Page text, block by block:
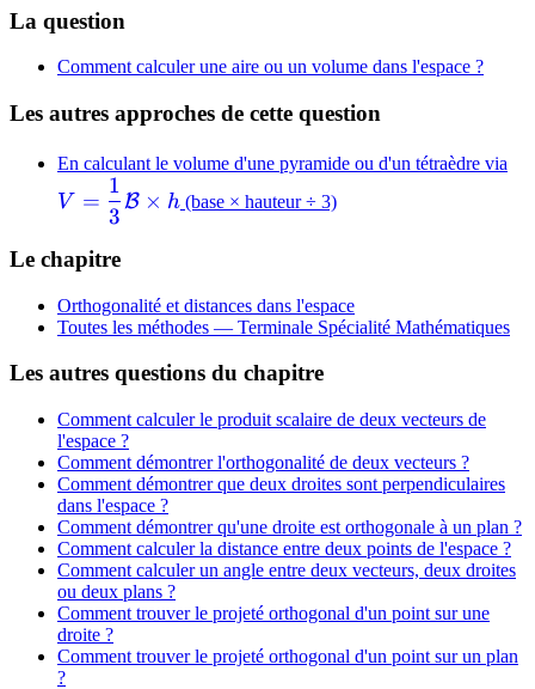
La question
Comment calculer une aire ou un volume dans l'espace ?
Les autres approches de cette question
En calculant le volume d'une pyramide ou d'un tétraèdre via
V =
3
1
B × h(base × hauteur ÷ 3)
Le chapitre
Orthogonalité et distances dans l'espace
Toutes les méthodes — Terminale Spécialité Mathématiques
Les autres questions du chapitre
Comment calculer le produit scalaire de deux vecteurs de
l'espace ?
Comment démontrer l'orthogonalité de deux vecteurs ?
Comment démontrer que deux droites sont perpendiculaires
dans l'espace ?
Comment démontrer qu'une droite est orthogonale à un plan ?
Comment calculer la distance entre deux points de l'espace ?
Comment calculer un angle entre deux vecteurs, deux droites
ou deux plans ?
Comment trouver le projeté orthogonal d'un point sur une
droite ?
Comment trouver le projeté orthogonal d'un point sur un plan
?